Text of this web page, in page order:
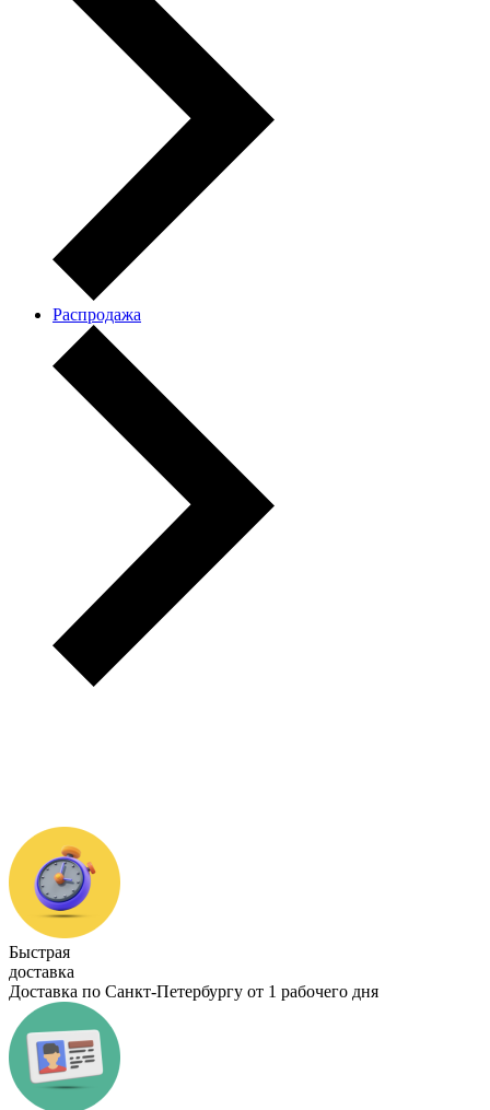
Распродажа
Быстрая
доставка
Доставка по Санкт-Петербургу от 1 рабочего дня